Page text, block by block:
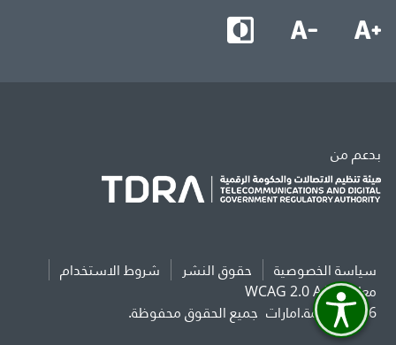
بدعم من
سياسة الخصوصية حقوق النشر
شروط الاستخدام
معايير WCAG 2.0 AAA
2026 حكومة.امارات
جميع الحقوق محفوظة.